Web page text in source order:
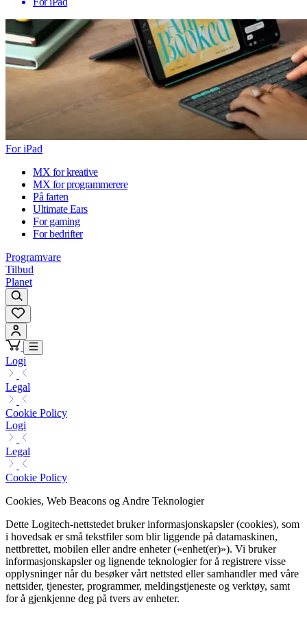
For iPad
MX for kreative
MX for programmerere
På farten
Ultimate Ears
For gaming
For bedrifter
Programvare
Tilbud
Planet
Logi
Legal
Cookie Policy
Logi
Legal
Cookie Policy
Cookies, Web Beacons og Andre Teknologier
Dette Logitech-nettstedet bruker informasjonskapsler (cookies), som
i hovedsak er små tekstfiler som blir liggende på datamaskinen,
nettbrettet, mobilen eller andre enheter («enhet(er)»). Vi bruker
informasjonskapsler og lignende teknologier for å registrere visse
opplysninger når du besøker vårt nettsted eller samhandler med våre
nettsider, tjenester, programmer, meldingstjeneste og verktøy, samt
for å gjenkjenne deg på tvers av enheter.